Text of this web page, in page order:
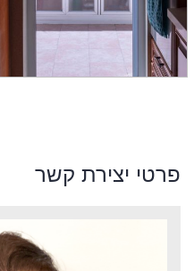
פרטי יצירת קשר